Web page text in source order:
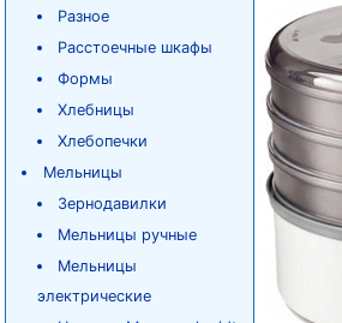
Разное
Расстоечные шкафы
Формы
Хлебницы
Хлебопечки
Мельницы
Зернодавилки
Мельницы ручные
Мельницы
электрические